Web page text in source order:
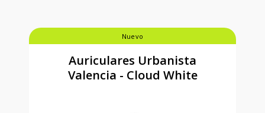
Nuevo
Auriculares Urbanista
Valencia - Cloud White